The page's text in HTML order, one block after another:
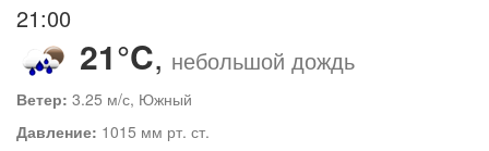
21:00
21°C, небольшой дождь
Ветер: 3.25 м/с, Южный
Давление: 1015 мм рт. ст.